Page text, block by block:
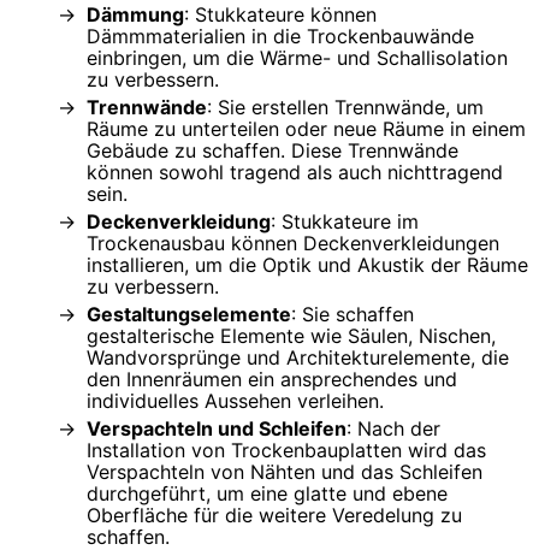
Dämmung: Stukkateure können
Dämmmaterialien in die Trockenbauwände
einbringen, um die Wärme- und Schallisolation
zu verbessern.
Trennwände: Sie erstellen Trennwände, um
Räume zu unterteilen oder neue Räume in einem
Gebäude zu schaffen. Diese Trennwände
können sowohl tragend als auch nichttragend
sein.
Deckenverkleidung: Stukkateure im
Trockenausbau können Deckenverkleidungen
installieren, um die Optik und Akustik der Räume
zu verbessern.
Gestaltungselemente: Sie schaffen
gestalterische Elemente wie Säulen, Nischen,
Wandvorsprünge und Architekturelemente, die
den Innenräumen ein ansprechendes und
individuelles Aussehen verleihen.
Verspachteln und Schleifen: Nach der
Installation von Trockenbauplatten wird das
Verspachteln von Nähten und das Schleifen
durchgeführt, um eine glatte und ebene
Oberfläche für die weitere Veredelung zu
schaffen.